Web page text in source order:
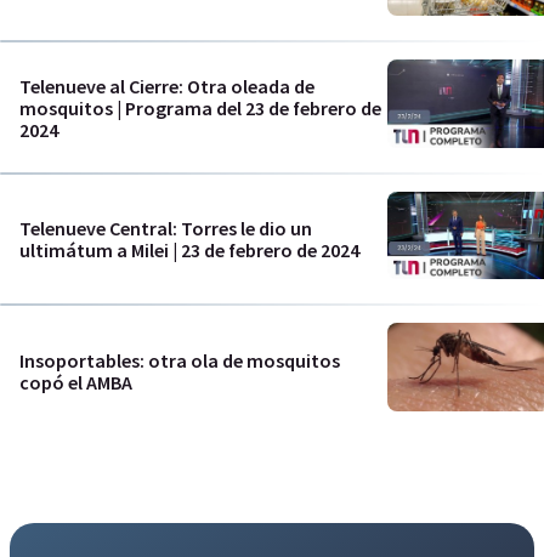
Telenueve al Cierre: Otra oleada de
mosquitos | Programa del 23 de febrero de
2024
Telenueve Central: Torres le dio un
ultimátum a Milei | 23 de febrero de 2024
Insoportables: otra ola de mosquitos
copó el AMBA